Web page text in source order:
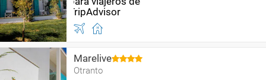
Marelive
Otranto